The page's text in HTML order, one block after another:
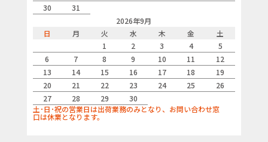
30
31
2026年9月
日
月 火 水 木 金
土
1
2 3 4
5
6
7 8 9 10 11
12
13
14 15 16 17 18
19
20
21 22 23 24 25
26
27
28 29
30
土･日･祝の営業日は出荷業務のみとなり、お問い合わせ窓
口は休業となります。